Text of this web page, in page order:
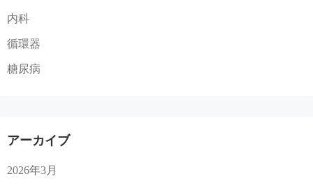
内科
循環器
糖尿病
アーカイブ
2026年3月